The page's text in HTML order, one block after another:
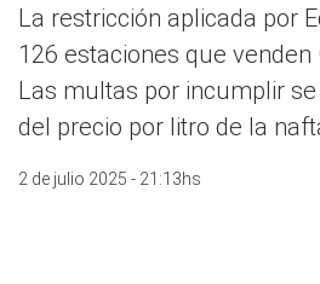
La restricción aplicada por
126 estaciones que venden
Las multas por incumplir
del precio por litro de la
2 de julio 2025 - 21:13hs